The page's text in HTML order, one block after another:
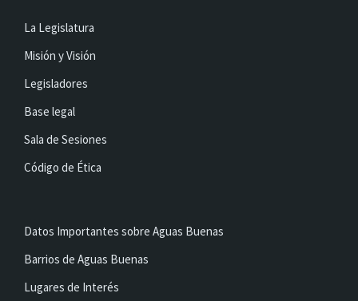
La Legislatura
Misión y Visión
Legisladores
Base legal
Sala de Sesiones
Código de Ética
Datos Importantes sobre Aguas Buenas
Barrios de Aguas Buenas
Lugares de Interés